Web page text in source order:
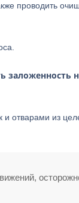
проводить
заложенность
отварами из